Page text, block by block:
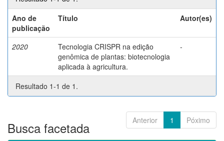
Ano de
publicação
Título Autor(es)
2020
Tecnologia CRISPR na edição
genômica de plantas: biotecnologia
aplicada à agricultura.
-
Resultado 1-1 de 1.
Anterior 1 Póximo
Busca facetada